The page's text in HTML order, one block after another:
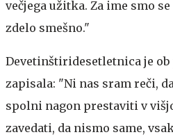
večjega užitka. Za ime smo
zdelo smešno."
Devetinštiridesetletnica je
zapisala: "Ni nas sram reči,
spolni nagon prestaviti v
zavedati, da nismo same,